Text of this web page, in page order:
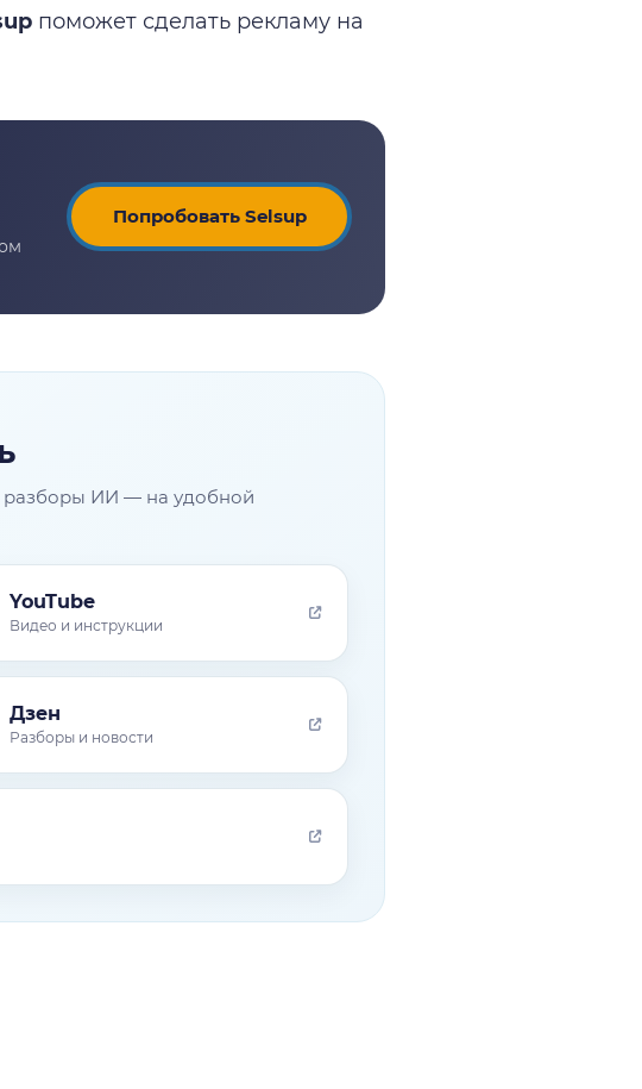
поможет сделать рекламу на
Попробовать Selsup
разборы ИИ — на удобной
YouTube
Видео и инструкции
Дзен
Разборы и новости